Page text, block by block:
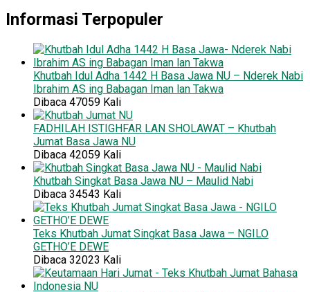
Informasi Terpopuler
Khutbah Idul Adha 1442 H Basa Jawa NU – Nderek Nabi
Ibrahim AS ing Babagan Iman lan Takwa
Dibaca 47059 Kali
FADHILAH ISTIGHFAR LAN SHOLAWAT – Khutbah
Jumat Basa Jawa NU
Dibaca 42059 Kali
Khutbah Singkat Basa Jawa NU – Maulid Nabi
Dibaca 34543 Kali
Teks Khutbah Jumat Singkat Basa Jawa – NGILO
GETHO’E DEWE
Dibaca 32023 Kali